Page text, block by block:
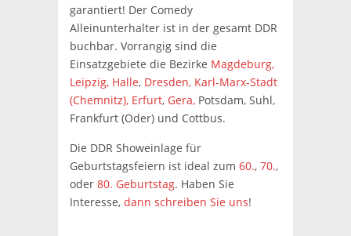
garantiert! Der Comedy
Alleinunterhalter ist in der gesamt DDR
buchbar. Vorrangig sind die
Einsatzgebiete die Bezirke Magdeburg,
Leipzig, Halle, Dresden, Karl-Marx-Stadt
(Chemnitz), Erfurt, Gera, Potsdam, Suhl,
Frankfurt (Oder) und Cottbus.
Die DDR Showeinlage für
Geburtstagsfeiern ist ideal zum 60., 70.,
oder 80. Geburtstag. Haben Sie
Interesse, dann schreiben Sie uns!